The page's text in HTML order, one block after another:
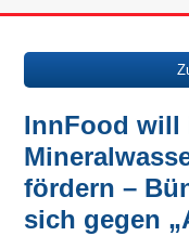
InnFood will
fördern –
sich gegen